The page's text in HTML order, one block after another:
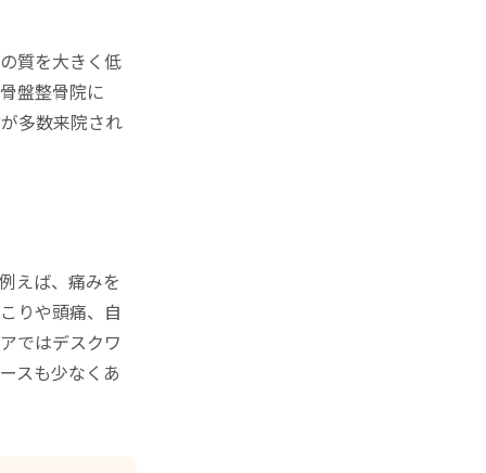
質を大きく低
盤整骨院に
多数来院され
えば、痛みを
りや頭痛、自
ではデスクワ
スも少なくあ